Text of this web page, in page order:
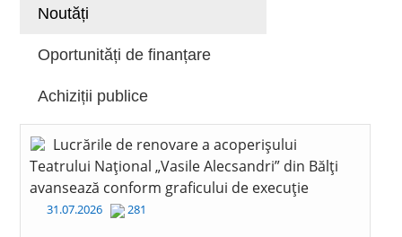
Noutăți
Oportunități de finanțare
Achiziții publice
Lucrările de renovare a acoperișului
Teatrului Național „Vasile Alecsandri” din Bălți
avansează conform graficului de execuție
31.07.2026 281